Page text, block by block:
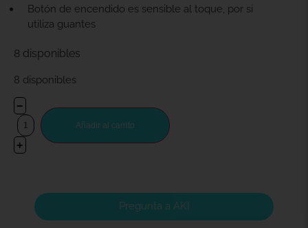
Botón de encendido es sensible al toque, por si
utiliza guantes
8 disponibles
8 disponibles
−
+
Añadir al carrito
Pregunta a AKI